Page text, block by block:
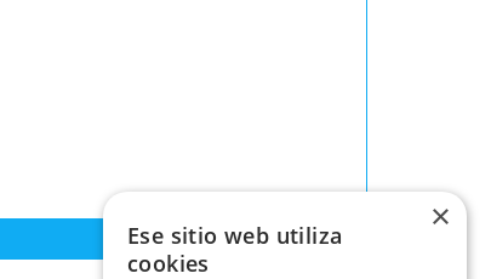
×
Ese sitio web utiliza
cookies